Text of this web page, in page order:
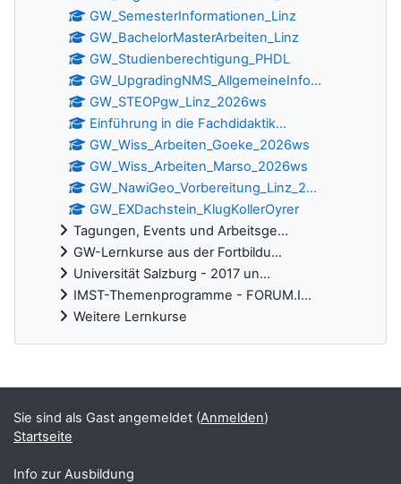
GW_SemesterInformationen_Linz
GW_BachelorMasterArbeiten_Linz
GW_Studienberechtigung_PHDL
GW_UpgradingNMS_AllgemeineInfo...
GW_STEOPgw_Linz_2026ws
Einführung in die Fachdidaktik...
GW_Wiss_Arbeiten_Goeke_2026ws
GW_Wiss_Arbeiten_Marso_2026ws
GW_NawiGeo_Vorbereitung_Linz_2...
GW_EXDachstein_KlugKollerOyrer
Tagungen, Events und Arbeitsge...
GW-Lernkurse aus der Fortbildu...
Universität Salzburg - 2017 un...
IMST-Themenprogramme - FORUM.I...
Weitere Lernkurse
Ergänzungsblöcke
Sie sind als Gast angemeldet (Anmelden)
Startseite
Info zur Ausbildung